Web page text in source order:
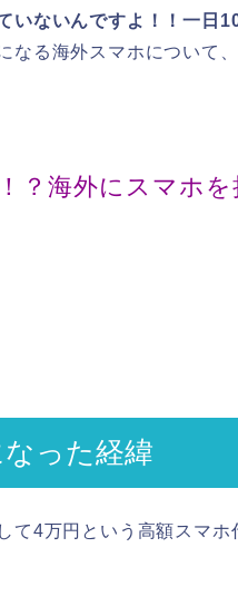
いないんですよ！！一日
なる海外スマホについて
？海外にスマホ
った経緯
て4万円という高額スマホ